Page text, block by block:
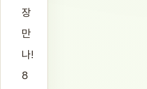
장
만
나!
8